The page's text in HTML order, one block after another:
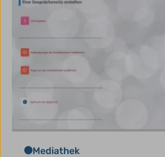
Mediathek